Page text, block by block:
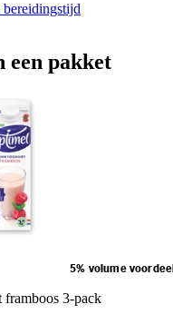
bereidingstijd
een pakket
5% volume voordeel
3-pack